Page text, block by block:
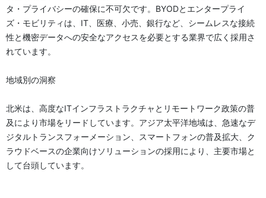
タ・プライバシーの確保に不可欠です。BYODとエンタープライ
ズ・モビリティは、IT、医療、小売、銀行など、シームレスな接続
性と機密データへの安全なアクセスを必要とする業界で広く採用さ
れています。
地域別の洞察
北米は、高度なITインフラストラクチャとリモートワーク政策の普
及により市場をリードしています。アジア太平洋地域は、急速なデ
ジタルトランスフォーメーション、スマートフォンの普及拡大、ク
ラウドベースの企業向けソリューションの採用により、主要市場と
して台頭しています。